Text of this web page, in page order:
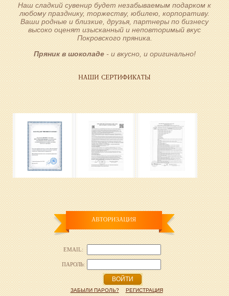
Наш сладкий сувенир будет незабываемым подарком к
любому празднику, торжеству, юбилею, корпоративу.
Ваши родные и близкие, друзья, партнеры по бизнесу
высоко оценят изысканный и неповторимый вкус
Покровского пряника.
Пряник в шоколаде- и вкусно, и оригинально!
EMAIL:
ПАРОЛЬ:
ВОЙТИ
ЗАБЫЛИ ПАРОЛЬ? РЕГИСТРАЦИЯ